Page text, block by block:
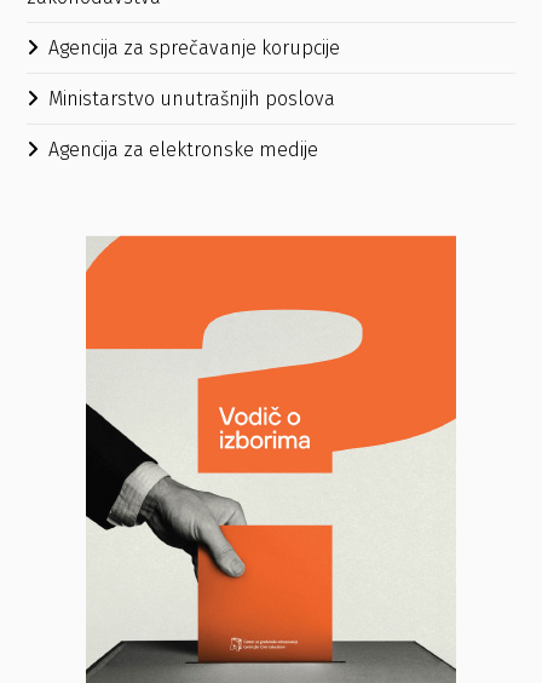
Agencija za sprečavanje korupcije
Ministarstvo unutrašnjih poslova
Agencija za elektronske medije